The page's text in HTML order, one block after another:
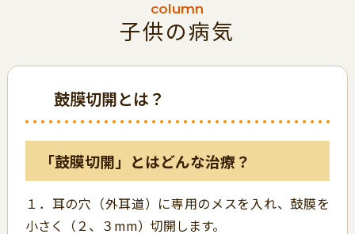
column
子供の病気
鼓膜切開とは？
「鼓膜切開」とはどんな治療？
１．耳の穴（外耳道）に専用のメスを入れ、鼓膜を
小さく（２、３mm）切開します。